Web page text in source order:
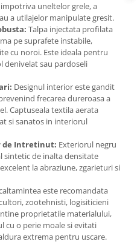
uneltelor grele, a
a utilajelor manipulate gresit.
Talpa injectata profilata
pe suprafete instabile,
cu noroi. Este ideala pentru
denivelat sau pardoseli
Designul interior este gandit
frecarea dureroasa a
Captuseala textila aerata
si sanatos in interiorul
de Intretinut: Exteriorul negru
sintetic de inalta densitate
la abraziune, zgarieturi si
este recomandata
zootehnisti, logisiticieni
proprietatile materialului,
cu o perie moale si evitati
extrema pentru uscare.